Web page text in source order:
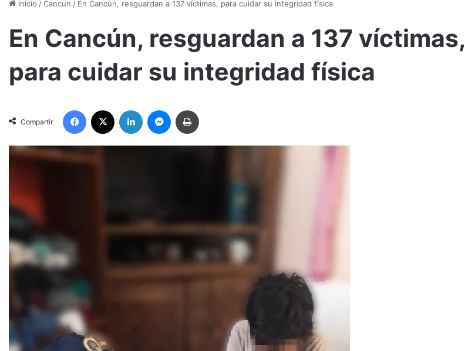
Inicio /Cancun / En Cancún, resguardan a 137 víctimas, para cuidar su integridad física
En Cancún, resguardan a 137 víctimas,
para cuidar su integridad física
Compartir
Facebook LinkedIn Messenger